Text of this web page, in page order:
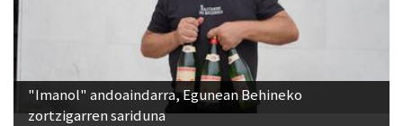
"Imanol" andoaindarra, Egunean Behineko
zortzigarren sariduna